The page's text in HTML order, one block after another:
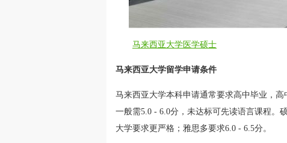
马来西亚大学医学硕士
马来西亚大学留学申请条件
马来西亚大学本科申请通常要求高中毕业，
一般需5.0 - 6.0分，未达标可先读语言课程。
大学要求更严格；雅思多要求6.0 - 6.5分。